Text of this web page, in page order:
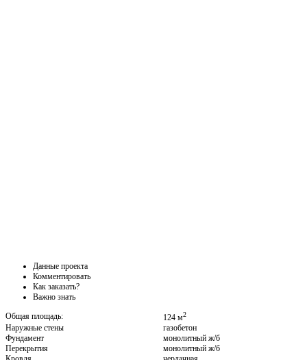
Данные проекта
Комментировать
Как заказать?
Важно знать
Общая площадь:
124 м2
Наружные стены
газобетон
Фундамент
монолитный ж/б
Перекрытия
монолитный ж/б